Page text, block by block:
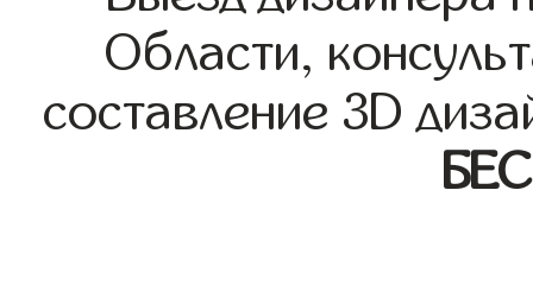
Области,
составление 3D